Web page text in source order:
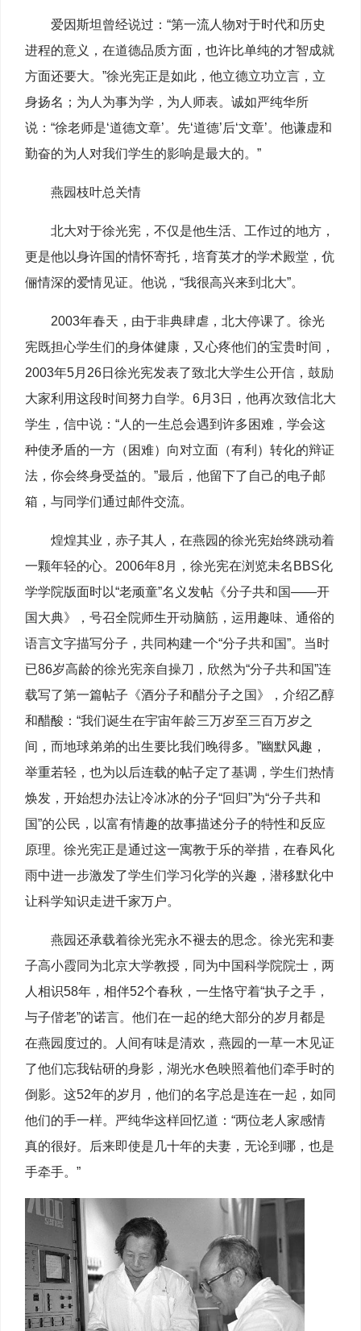
爱因斯坦曾经说过：“第一流人物对于时代和历史
进程的意义，在道德品质方面，也许比单纯的才智成就
方面还要大。”徐光宪正是如此，他立德立功立言，立
身扬名；为人为事为学，为人师表。诚如严纯华所
说：“徐老师是‘道德文章’。先‘道德’后‘文章’。他谦虚和
勤奋的为人对我们学生的影响是最大的。”
燕园枝叶总关情
北大对于徐光宪，不仅是他生活、工作过的地方，
更是他以身许国的情怀寄托，培育英才的学术殿堂，伉
俪情深的爱情见证。他说，“我很高兴来到北大”。
2003年春天，由于非典肆虐，北大停课了。徐光
宪既担心学生们的身体健康，又心疼他们的宝贵时间，
2003年5月26日徐光宪发表了致北大学生公开信，鼓励
大家利用这段时间努力自学。6月3日，他再次致信北大
学生，信中说：“人的一生总会遇到许多困难，学会这
种使矛盾的一方（困难）向对立面（有利）转化的辩证
法，你会终身受益的。”最后，他留下了自己的电子邮
箱，与同学们通过邮件交流。
煌煌其业，赤子其人，在燕园的徐光宪始终跳动着
一颗年轻的心。2006年8月，徐光宪在浏览未名BBS化
学学院版面时以“老顽童”名义发帖《分子共和国——开
国大典》，号召全院师生开动脑筋，运用趣味、通俗的
语言文字描写分子，共同构建一个“分子共和国”。当时
已86岁高龄的徐光宪亲自操刀，欣然为“分子共和国”连
载写了第一篇帖子《酒分子和醋分子之国》，介绍乙醇
和醋酸：“我们诞生在宇宙年龄三万岁至三百万岁之
间，而地球弟弟的出生要比我们晚得多。”幽默风趣，
举重若轻，也为以后连载的帖子定了基调，学生们热情
焕发，开始想办法让冷冰冰的分子“回归”为“分子共和
国”的公民，以富有情趣的故事描述分子的特性和反应
原理。徐光宪正是通过这一寓教于乐的举措，在春风化
雨中进一步激发了学生们学习化学的兴趣，潜移默化中
让科学知识走进千家万户。
燕园还承载着徐光宪永不褪去的思念。徐光宪和妻
子高小霞同为北京大学教授，同为中国科学院院士，两
人相识58年，相伴52个春秋，一生恪守着“执子之手，
与子偕老”的诺言。他们在一起的绝大部分的岁月都是
在燕园度过的。人间有味是清欢，燕园的一草一木见证
了他们忘我钻研的身影，湖光水色映照着他们牵手时的
倒影。这52年的岁月，他们的名字总是连在一起，如同
他们的手一样。严纯华这样回忆道：“两位老人家感情
真的很好。后来即使是几十年的夫妻，无论到哪，也是
手牵手。”